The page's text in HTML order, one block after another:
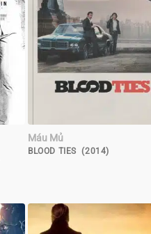
Máu Mủ
BLOOD TIES (2014)